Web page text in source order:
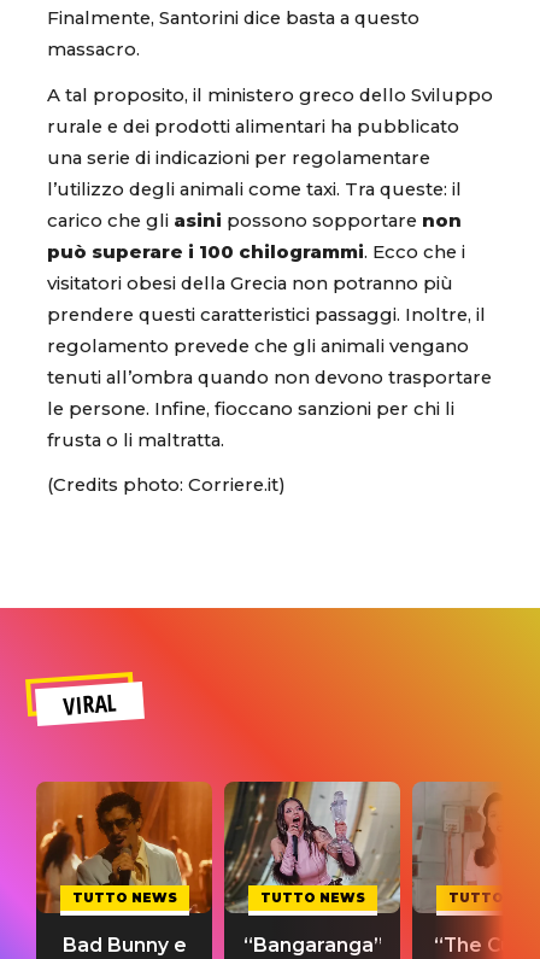
Finalmente, Santorini dice basta a questo
massacro.
A tal proposito, il ministero greco dello Sviluppo
rurale e dei prodotti alimentari ha pubblicato
una serie di indicazioni per regolamentare
l’utilizzo degli animali come taxi. Tra queste: il
carico che gli asini possono sopportare non
può superare i 100 chilogrammi. Ecco che i
visitatori obesi della Grecia non potranno più
prendere questi caratteristici passaggi. Inoltre, il
regolamento prevede che gli animali vengano
tenuti all’ombra quando non devono trasportare
le persone. Infine, fioccano sanzioni per chi li
frusta o li maltratta.
(Credits photo: Corriere.it)
VIRAL
TUTTO NEWS
Bad Bunny e
TUTTO NEWS
“Bangaranga”
TUTTO
“The